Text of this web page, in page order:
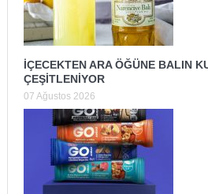
İÇECEKTEN ARA ÖĞÜNE BALIN
ÇEŞİTLENİYOR
07 Ağustos 2026